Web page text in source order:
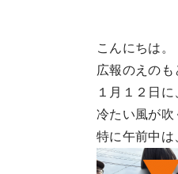
こんにちは。
広報のえのも
１月１２日
冷たい風が吹
特に午前中は